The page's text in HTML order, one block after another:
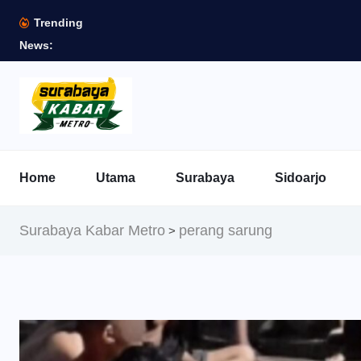
Trending
News:
Home Utama Surabaya Sidoarjo
Surabaya Kabar Metro > perang sarung